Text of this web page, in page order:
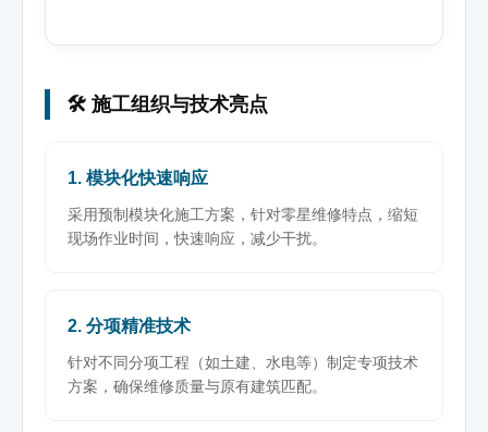
🛠️ 施工组织与技术亮点
1. 模块化快速响应
采用预制模块化施工方案，针对零星维修特点，缩短
现场作业时间，快速响应，减少干扰。
2. 分项精准技术
针对不同分项工程（如土建、水电等）制定专项技术
方案，确保维修质量与原有建筑匹配。